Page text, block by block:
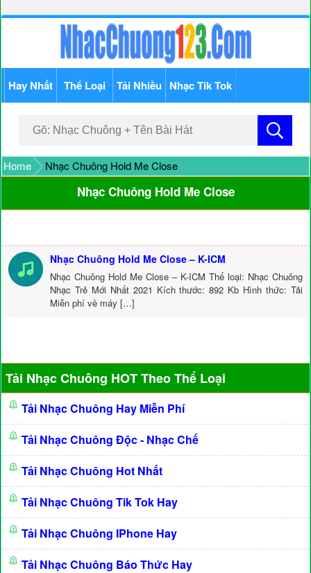
Hay Nhất Thể Loại Tải Nhiều Nhạc Tik Tok
Home Nhạc Chuông Hold Me Close
Nhạc Chuông Hold Me Close
Nhạc Chuông Hold Me Close – K-ICM
Nhạc Chuông Hold Me Close – K-ICM Thể loại: Nhạc Chuông
Nhạc Trẻ Mới Nhất 2021 Kích thước: 892 Kb Hình thức: Tải
Miễn phí về máy […]
Tải Nhạc Chuông HOT Theo Thể Loại
Tải Nhạc Chuông Hay Miễn Phí
Tải Nhạc Chuông Độc - Nhạc Chế
Tải Nhạc Chuông Hot Nhất
Tải Nhạc Chuông Tik Tok Hay
Tải Nhạc Chuông IPhone Hay
Tải Nhạc Chuông Báo Thức Hay